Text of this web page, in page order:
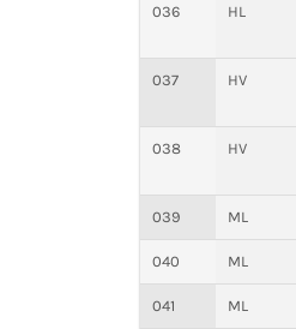
036 HL
037 HV
038 HV
039 ML
040 ML
041 ML